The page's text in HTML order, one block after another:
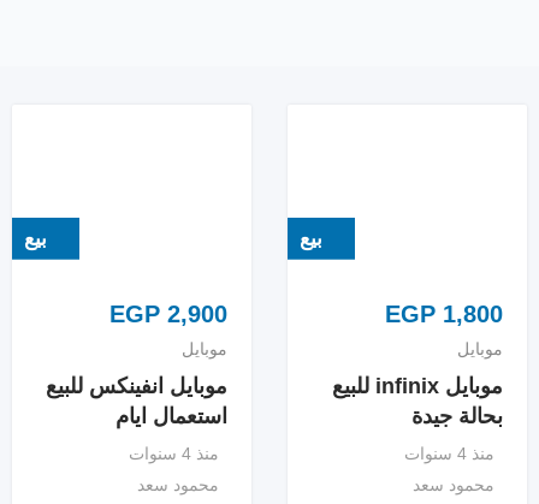
بيع
EGP 1,800
موبايل
موبايل infinix للبيع
بحالة جيدة
منذ 4 سنوات
محمود سعد
بيع
EGP 2,900
موبايل
موبايل انفينكس للبيع
استعمال ايام
منذ 4 سنوات
محمود سعد